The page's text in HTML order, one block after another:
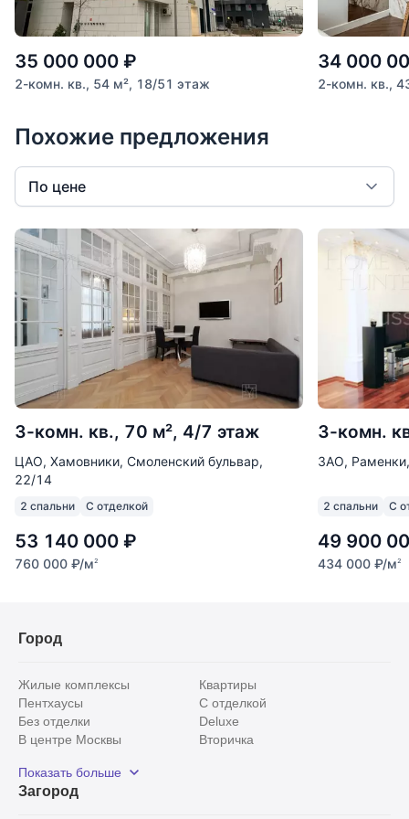
35 000 000 ₽
2-комн. кв., 54 м², 18/51 этаж
34 000
2-комн. кв.,
Похожие предложения
По цене
3-комн. кв., 70 м², 4/7 этаж
ЦАО, Хамовники, Смоленский бульвар,
22/14
2 спальни С отделкой
53 140 000 ₽
760 000 ₽/м2
3-комн.
ЗАО,
2 спальни С
49 900
434 000 ₽/м2
Город
Жилые комплексы
Квартиры
Пентхаусы
С отделкой
Без отделки
Deluxe
В центре Москвы
Вторичка
Рядом с парком
С панорамными окнами
Показать больше
Загород